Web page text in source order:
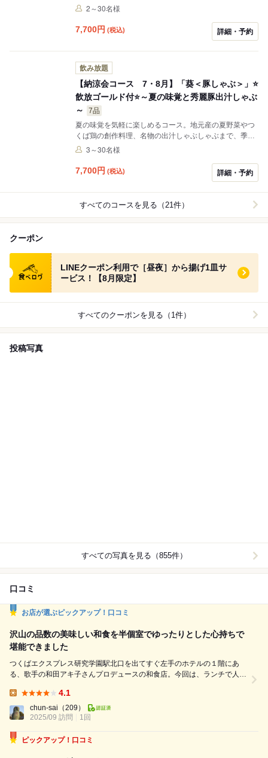
接待や記念日にも最適なコースです。
2～30名様
7,700円 (税込) 詳細・予約
飲み放題
【納涼会コース 7・8月】「葵＜豚しゃぶ＞」⭐
飲放ゴールド付⭐～夏の味覚と秀麗豚出汁しゃぶ
～
7品
夏の味覚を気軽に楽しめるコース。地元産の夏野菜やつ
くば鶏の創作料理、名物の出汁しゃぶしゃぶまで、季節
感あふれる全7品をご用意しました。
3～30名様
7,700円 (税込) 詳細・予約
すべてのコースを見る（21件）
クーポン
食べログ クーポン
LINEクーポン利用で［昼夜］から揚げ1皿サ
ービス！【8月限定】
すべてのクーポンを見る（1件）
投稿写真
すべての写真を見る（855件）
口コミ
お店が選ぶピックアップ！口コミ
沢山の品数の美味しい和食を半個室でゆったりとした心持ちで
堪能できました
つくばエクスプレス研究学園駅北口を出てすぐ左手のホテルの１階にあ
る、歌手の和田アキ子さんプロデュースの和食店。今回は、ランチで人気
せ、４つから選べるメイン、選べるサイド、サラダ、土鍋で炊いたご飯
（おかわり自由）、味噌汁（おかわり自由）、漬け物、甘味という豪華な
ラインナップ。 ◆選べるメインは「豚バラ肉のチリソース煮」をチョイ
4.1
chun-sai （209）
2025/09 訪問
1回
ピックアップ！口コミ